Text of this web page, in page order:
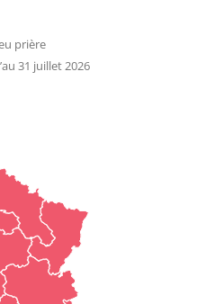
prière
31 juillet 2026